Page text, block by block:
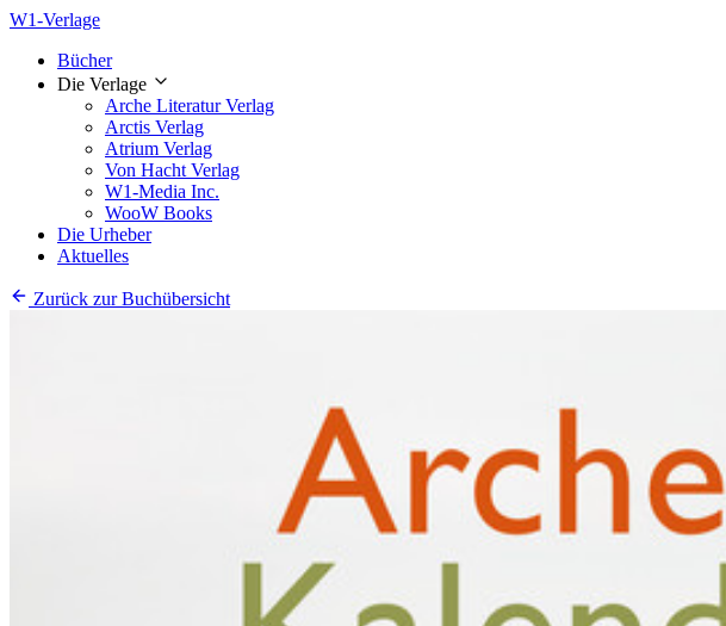
W1-Verlage
Bücher
Die Verlage
Arche Literatur Verlag
Arctis Verlag
Atrium Verlag
Von Hacht Verlag
W1-Media Inc.
WooW Books
Die Urheber
Aktuelles
Zurück zur Buchübersicht